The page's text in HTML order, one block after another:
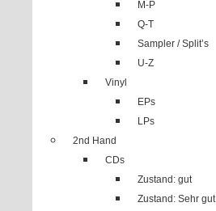
M-P
Q-T
Sampler / Split’s
U-Z
Vinyl
EPs
LPs
2nd Hand
CDs
Zustand: gut
Zustand: Sehr gut